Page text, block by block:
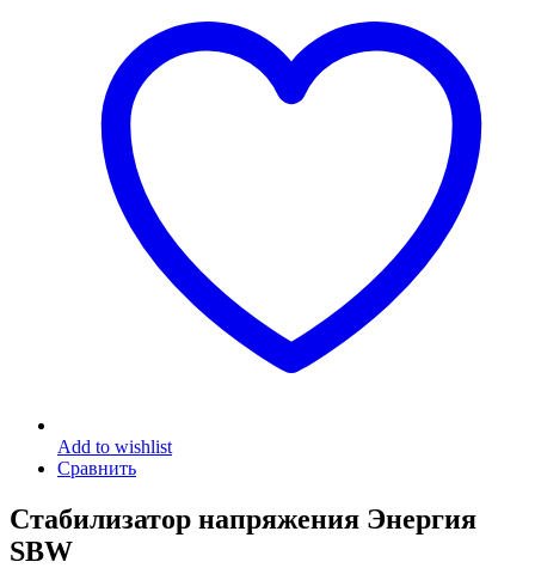
Add to wishlist
Сравнить
Стабилизатор напряжения Энергия
SBW